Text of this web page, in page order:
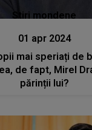
Stiri mondene
01 apr 2024
mai speriați de
de fapt, Mirel
părinții lui?